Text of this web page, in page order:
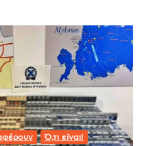
Ό,τι είναι!